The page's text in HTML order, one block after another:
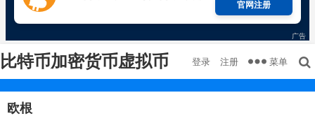
比特币加密货币虚拟币 登录 注册 菜单
欧根